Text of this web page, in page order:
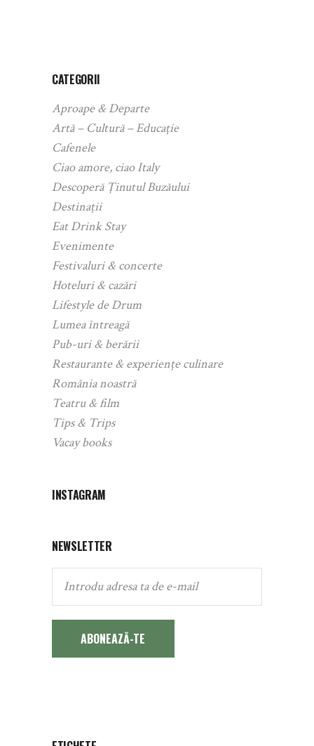
CATEGORII
Aproape & Departe
Artă – Cultură – Educație
Cafenele
Ciao amore, ciao Italy
Descoperă Ținutul Buzăului
Destinații
Eat Drink Stay
Evenimente
Festivaluri & concerte
Hoteluri & cazări
Lifestyle de Drum
Lumea întreagă
Pub-uri & berării
Restaurante & experiențe culinare
România noastră
Teatru & film
Tips & Trips
Vacay books
INSTAGRAM
NEWSLETTER
ABONEAZĂ-TE